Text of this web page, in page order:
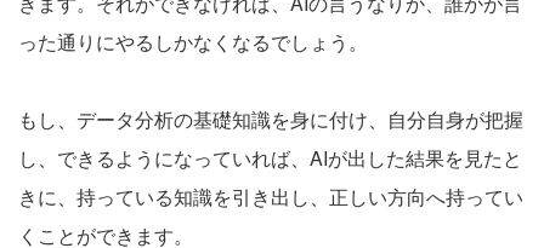
った通りにやるしかなくなるでしょう。
もし、データ分析の基礎知識を身に付け、自分自身が把握
し、できるようになっていれば、AIが出した結果を見たと
きに、持っている知識を引き出し、正しい方向へ持ってい
くことができます。